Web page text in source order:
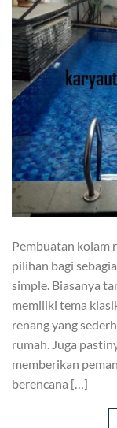
Pembuatan kolam
pilihan bagi
simple. Biasanya
memiliki tema
renang yang
rumah. Juga
memberikan
berencana […]